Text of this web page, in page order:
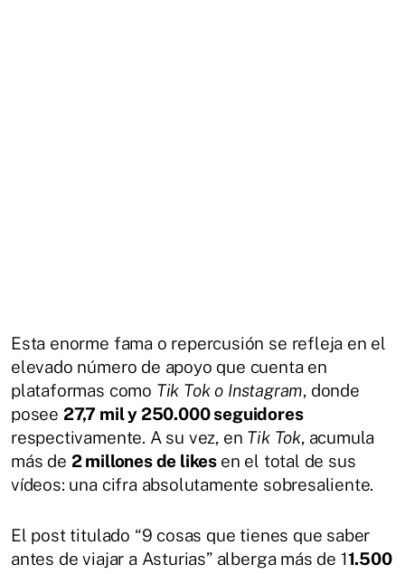
Esta enorme fama o repercusión se refleja en el
elevado número de apoyo que cuenta en
plataformas como Tik Tok o Instagram, donde
posee 27,7 mil y 250.000 seguidores
respectivamente. A su vez, en Tik Tok, acumula
más de 2 millones de likes en el total de sus
vídeos: una cifra absolutamente sobresaliente.
El post titulado “9 cosas que tienes que saber
antes de viajar a Asturias” alberga más de 11.500